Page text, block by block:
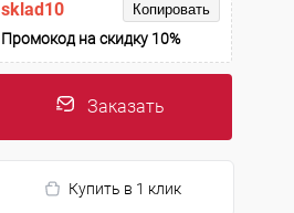
sklad10 Копировать
Промокод на скидку 10%
Заказать
Купить в 1 клик